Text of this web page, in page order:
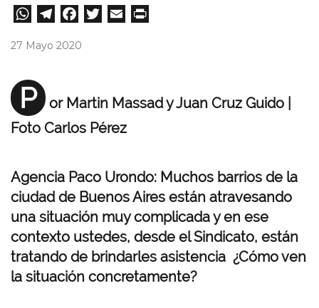
W
A
pp
Te
m
Fa
27 Mayo 2020
P
or Martin Massad y Juan Cruz Guido |
Foto Carlos Pérez
Agencia Paco Urondo: Muchos barrios de la
ciudad de Buenos Aires están atravesando
una situación muy complicada y en ese
contexto ustedes, desde el Sindicato, están
tratando de brindarles asistencia ¿Cómo ven
la situación concretamente?